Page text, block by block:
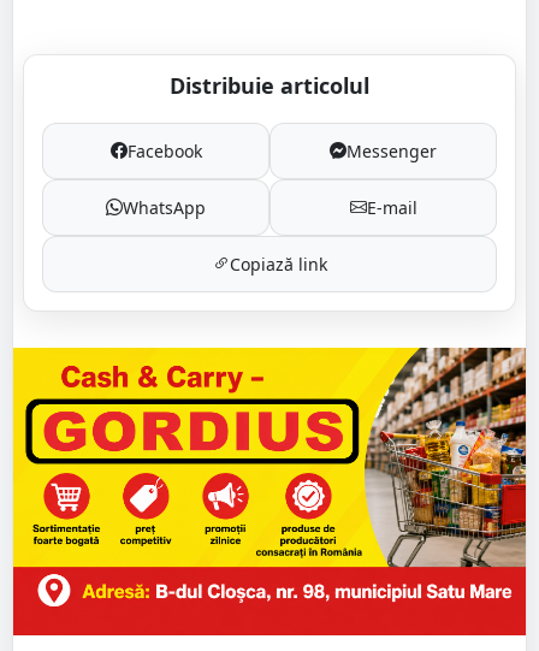
Distribuie articolul
Facebook Messenger
WhatsApp E-mail
Copiază link